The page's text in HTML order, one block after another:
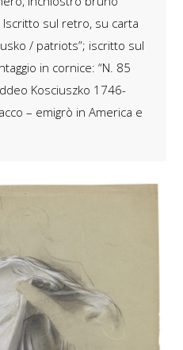
sul retro, su carta
/ patriots”; iscritto sul
in cornice: “N. 85
Kosciuszko 1746-
– emigrò in America e